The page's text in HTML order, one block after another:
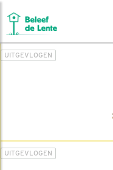
UITGEVLOGEN
UITGEVLOGEN